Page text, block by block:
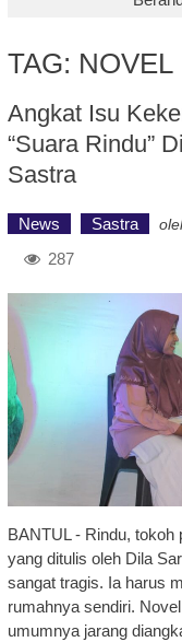
TAG: NOVEL
Angkat Isu
“Suara Rindu”
Sastra
News Sastra
287
BANTUL - Rindu, tokoh
yang ditulis oleh Dila
sangat tragis. Ia harus
rumahnya sendiri.
umumnya jarang